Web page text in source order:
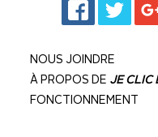
NOUS JOINDRE
À PROPOS DE JE CLIC
FONCTIONNEMENT